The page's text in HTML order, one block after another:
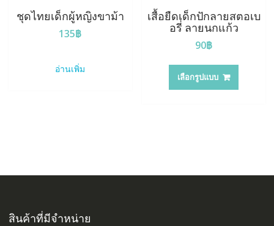
ชุดไทยเด็กผู้หญิงขาม้า
135฿
อ่านเพิ่ม
เสื้อยืดเด็กปักลายสตอเบ
อรี่ ลายนกแก้ว
90฿
เลือกรูปแบบ
This
has
สินค้าที่มีจำหน่าย